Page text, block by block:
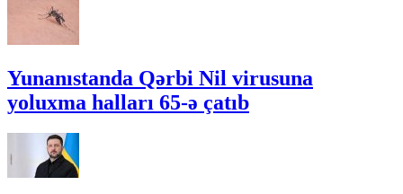
Yunanıstanda Qərbi Nil virusuna
yoluxma halları 65-ə çatıb